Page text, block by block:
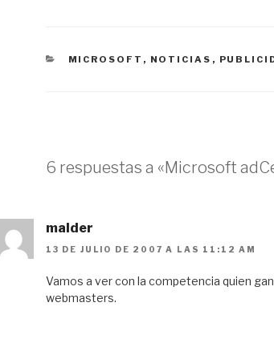
CATEGORÍAS
MICROSOFT , NOTICIAS ,
6 respuestas a «Microsoft
malder
13 DE JULIO DE 2007 A LAS 11:12 AM
Vamos a ver con la competencia quien
webmasters.